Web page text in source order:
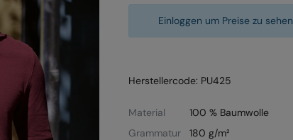
Einloggen um Preise zu sehen
Herstellercode: PU425
Material
100 % Baumwolle
Grammatur
180 g/m²